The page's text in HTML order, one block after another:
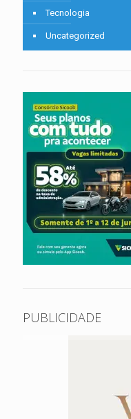
Tecnologia
Uncategorized
PUBLICIDADE